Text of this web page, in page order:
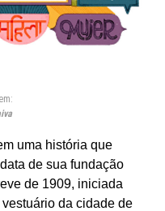
uma história que
de sua fundação
de 1909, iniciada
da cidade de